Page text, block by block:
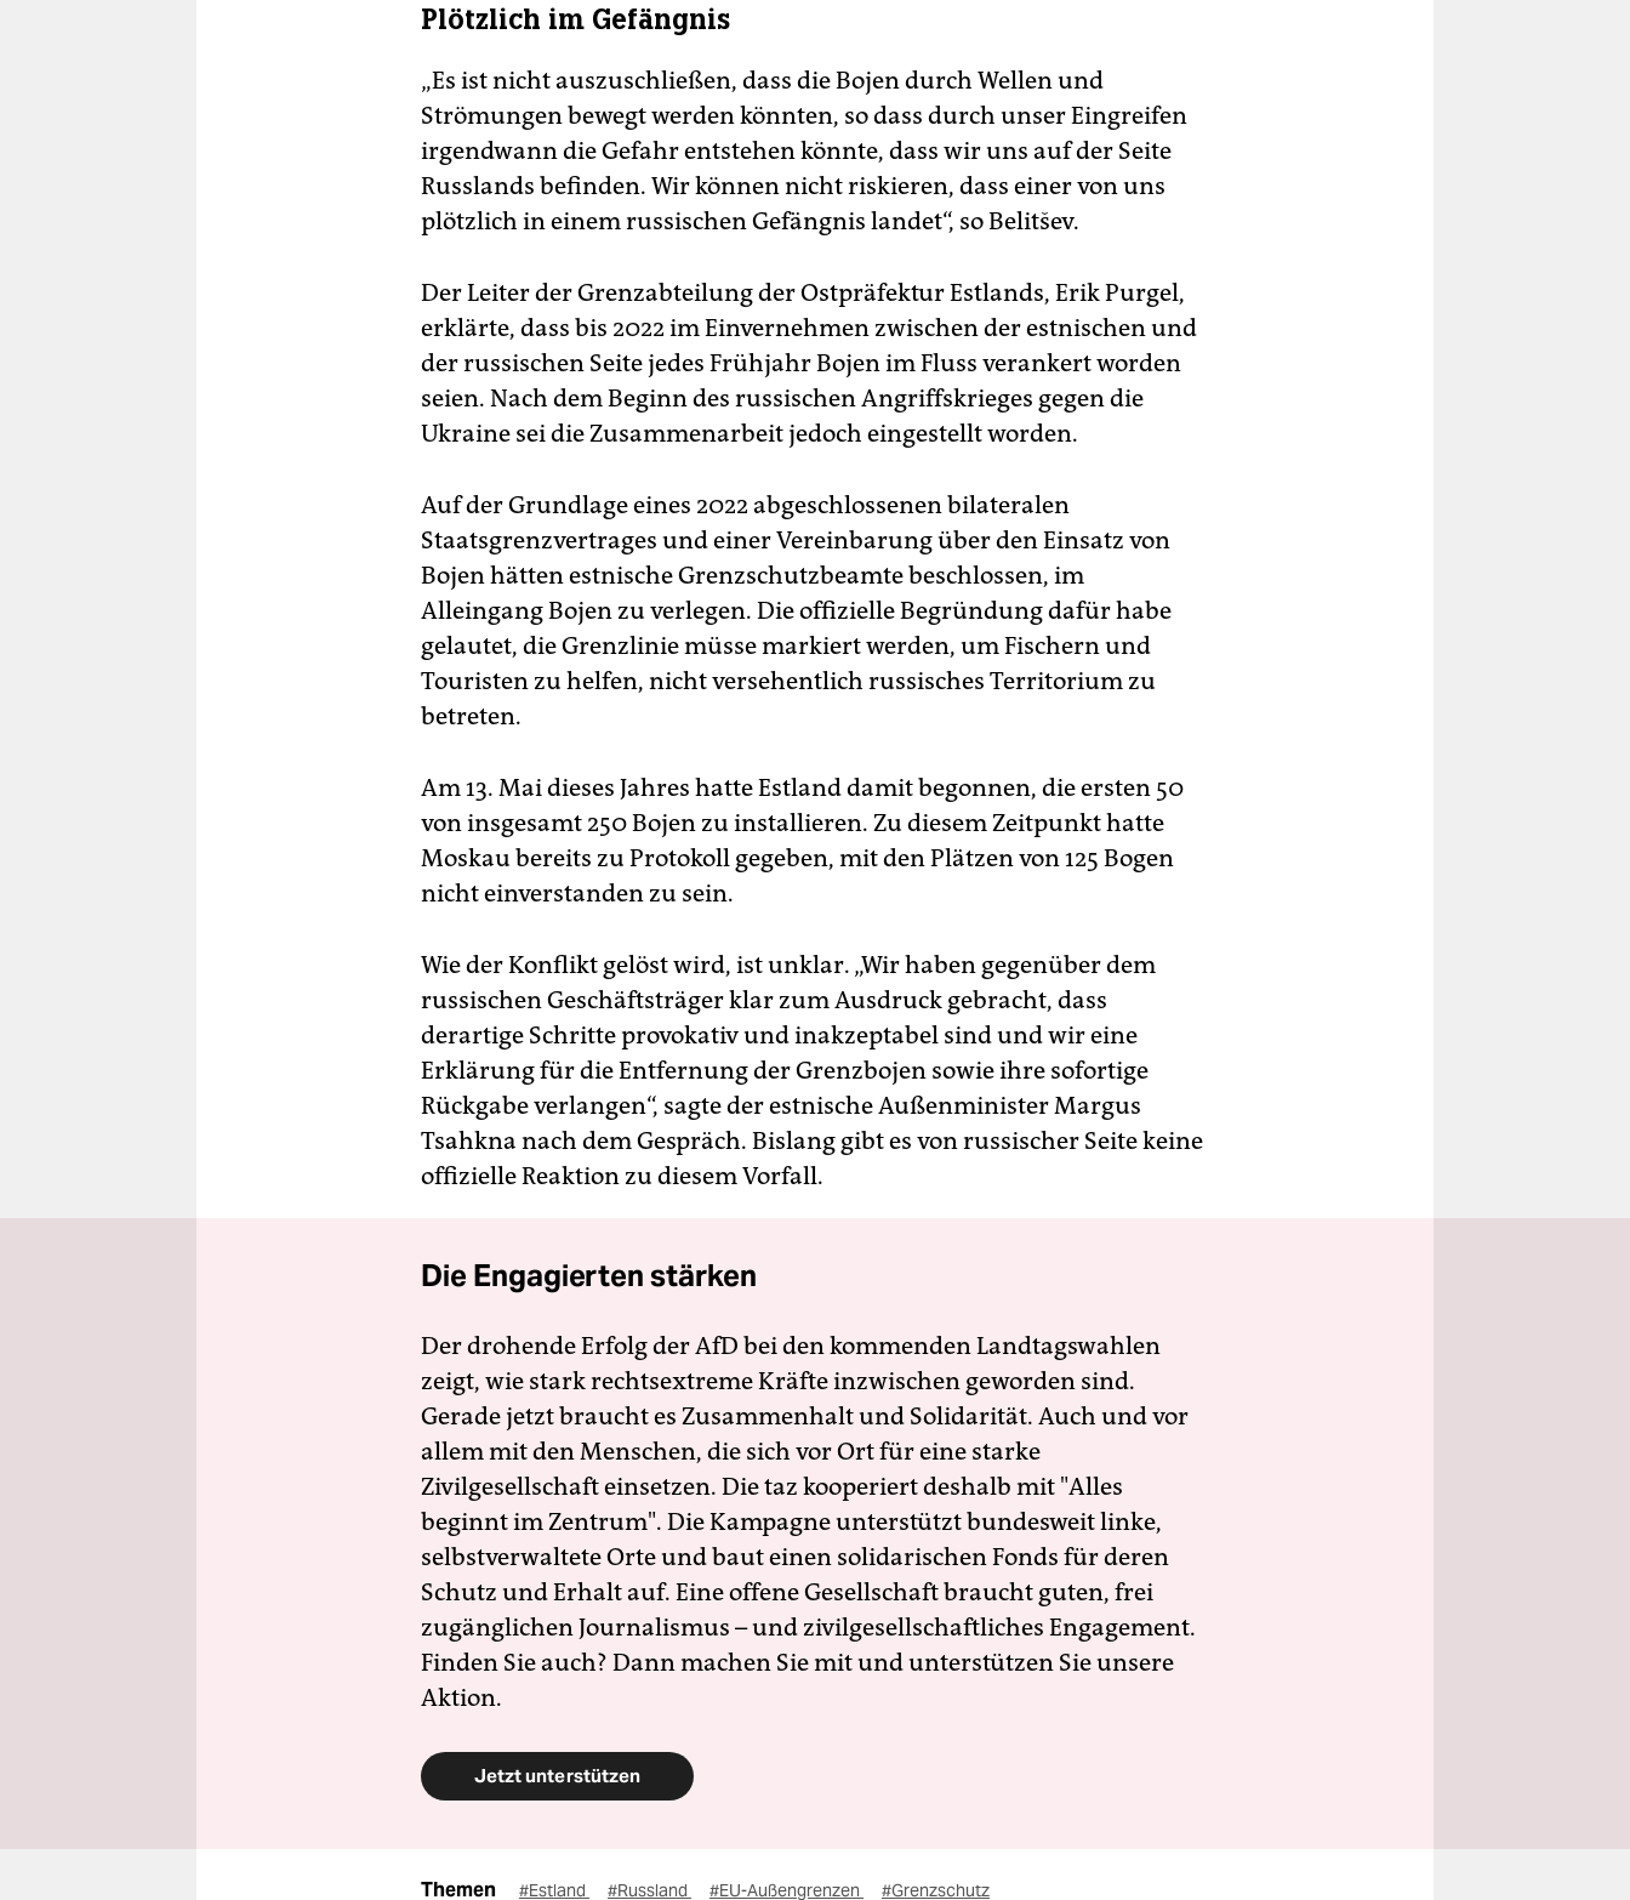
Plötzlich im Gefängnis
„Es ist nicht auszuschließen, dass die Bojen durch Wellen und
Strömungen bewegt werden könnten, so dass durch unser Eingreifen
irgendwann die Gefahr entstehen könnte, dass wir uns auf der Seite
Russlands befinden. Wir können nicht riskieren, dass einer von uns
plötzlich in einem russischen Gefängnis landet“, so Belitšev.
Der Leiter der Grenzabteilung der Ostpräfektur Estlands, Erik Purgel,
erklärte, dass bis 2022 im Einvernehmen zwischen der estnischen und
der russischen Seite jedes Frühjahr Bojen im Fluss verankert worden
seien. Nach dem Beginn des russischen Angriffskrieges gegen die
Ukraine sei die Zusammenarbeit jedoch eingestellt worden.
Auf der Grundlage eines 2022 abgeschlossenen bilateralen
Staatsgrenzvertrages und einer Vereinbarung über den Einsatz von
Bojen hätten estnische Grenzschutzbeamte beschlossen, im
Alleingang Bojen zu verlegen. Die offizielle Begründung dafür habe
gelautet, die Grenzlinie müsse markiert werden, um Fischern und
Touristen zu helfen, nicht versehentlich russisches Territorium zu
betreten.
Am 13. Mai dieses Jahres hatte Estland damit begonnen, die ersten 50
von insgesamt 250 Bojen zu installieren. Zu diesem Zeitpunkt hatte
Moskau bereits zu Protokoll gegeben, mit den Plätzen von 125 Bogen
nicht einverstanden zu sein.
Wie der Konflikt gelöst wird, ist unklar. „Wir haben gegenüber dem
russischen Geschäftsträger klar zum Ausdruck gebracht, dass
derartige Schritte provokativ und inakzeptabel sind und wir eine
Erklärung für die Entfernung der Grenzbojen sowie ihre sofortige
Rückgabe verlangen“, sagte der estnische Außenminister Margus
Tsahkna nach dem Gespräch. Bislang gibt es von russischer Seite keine
offizielle Reaktion zu diesem Vorfall.
Die Engagierten stärken
Der drohende Erfolg der AfD bei den kommenden Landtagswahlen
zeigt, wie stark rechtsextreme Kräfte inzwischen geworden sind.
Gerade jetzt braucht es Zusammenhalt und Solidarität. Auch und vor
allem mit den Menschen, die sich vor Ort für eine starke
Zivilgesellschaft einsetzen. Die taz kooperiert deshalb mit "Alles
beginnt im Zentrum". Die Kampagne unterstützt bundesweit linke,
selbstverwaltete Orte und baut einen solidarischen Fonds für deren
Schutz und Erhalt auf. Eine offene Gesellschaft braucht guten, frei
zugänglichen Journalismus – und zivilgesellschaftliches Engagement.
Finden Sie auch? Dann machen Sie mit und unterstützen Sie unsere
Aktion.
Jetzt unterstützen
Themen #Estland #Russland #EU-Außengrenzen #Grenzschutz